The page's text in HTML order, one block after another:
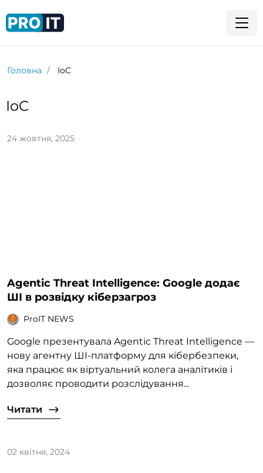
Головна IoC
IoC
24 жовтня, 2025
Agentic Threat Intelligence: Google додає
ШІ в розвідку кіберзагроз
ProIT NEWS
Google презентувала Agentic Threat Intelligence —
нову агентну ШІ-платформу для кібербезпеки,
яка працює як віртуальний колега аналітиків і
дозволяє проводити розслідування...
Читати
02 квітня, 2024